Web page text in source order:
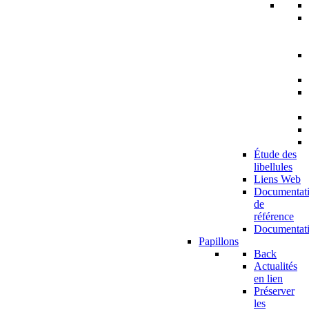
Étude des
libellules
Liens Web
de
référence
Papillons
Back
Actualités
en lien
Préserver
les